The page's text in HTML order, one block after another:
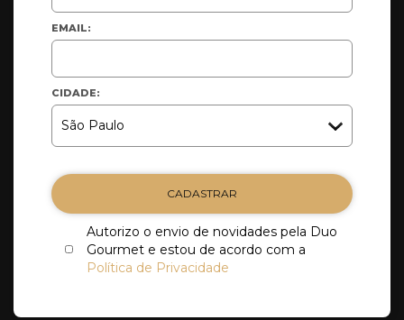
EMAIL:
CIDADE:
CADASTRAR
Autorizo o envio de novidades pela Duo
Gourmet e estou de acordo com a
Política de Privacidade